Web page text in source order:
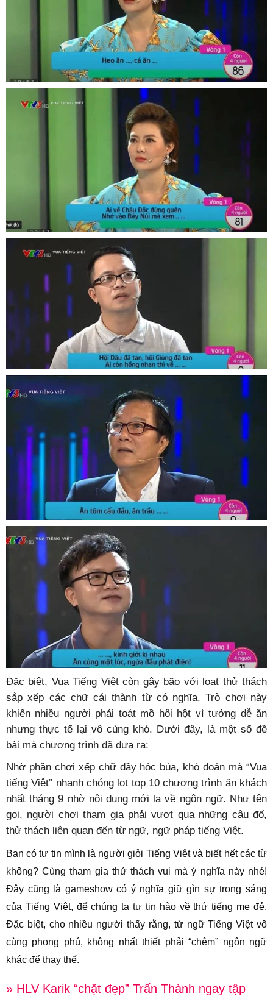
Đặc biệt, Vua Tiếng Việt còn gây bão với loạt thử thách
sắp xếp các chữ cái thành từ có nghĩa. Trò chơi này
khiến nhiều người phải toát mồ hôi hột vì tưởng dễ ăn
nhưng thực tế lại vô cùng khó. Dưới đây, là một số đề
bài mà chương trình đã đưa ra:
Nhờ phần chơi xếp chữ đầy hóc búa, khó đoán mà “Vua
tiếng Việt” nhanh chóng lọt top 10 chương trình ăn khách
nhất tháng 9 nhờ nội dung mới lạ về ngôn ngữ. Như tên
gọi, người chơi tham gia phải vượt qua những câu đố,
thử thách liên quan đến từ ngữ, ngữ pháp tiếng Việt.
Bạn có tự tin mình là người giỏi Tiếng Việt và biết hết các từ
không? Cùng tham gia thử thách vui mà ý nghĩa này nhé!
Đây cũng là gameshow có ý nghĩa giữ gìn sự trong sáng
của Tiếng Việt, để chúng ta tự tin hào về thứ tiếng mẹ đẻ.
Đặc biệt, cho nhiều người thấy rằng, từ ngữ Tiếng Việt vô
cùng phong phú, không nhất thiết phải “chêm” ngôn ngữ
khác để thay thế.
» HLV Karik “chặt đẹp” Trấn Thành ngay tập